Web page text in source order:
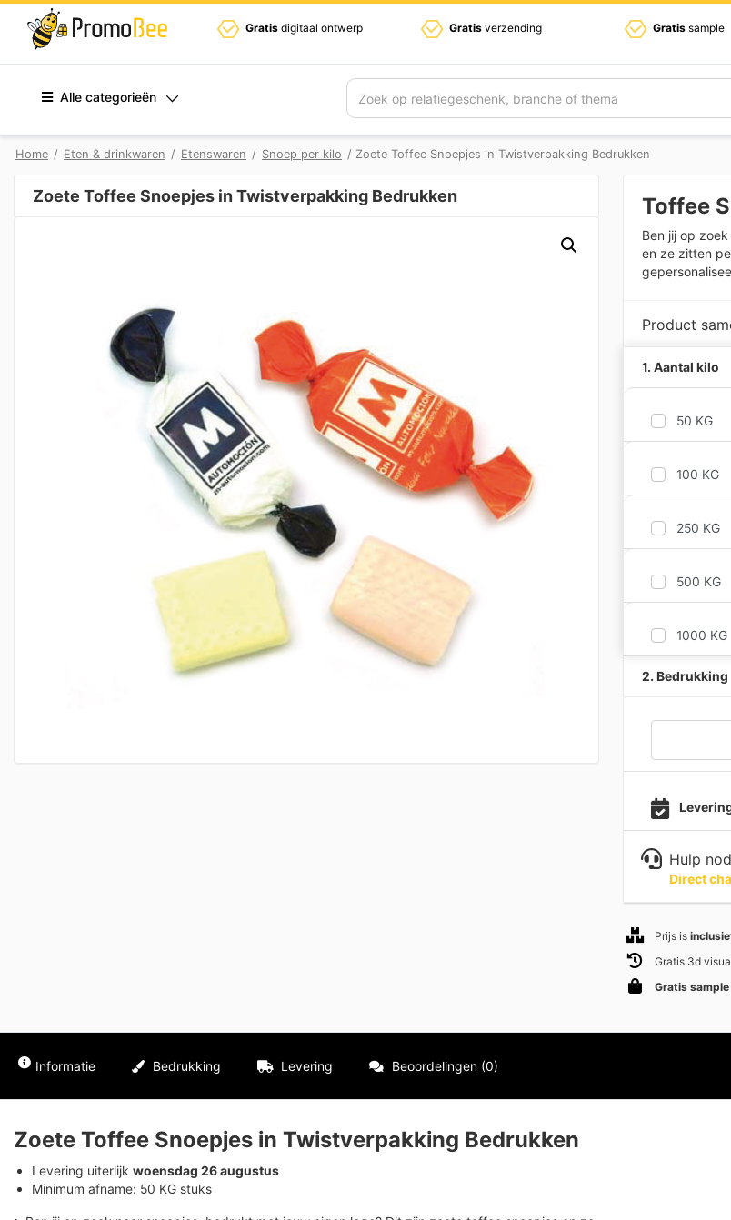
Gratis digitaal ontwerp Gratis verzending Gratis sample
Alle categorieën Zoek
Home / Eten & drinkwaren / Etenswaren / Snoep per kilo / Zoete Toffee Snoepjes in Twistverpakking Bedrukken
Zoete Toffee Snoepjes in Twistverpakking Bedrukken Toffee
Ben jij op
en ze zitten
Product
1. Aantal kilo
50 KG
100 KG
250 KG
500 KG
1000 KG
2. Bedrukking
Hulp
Direct
Prijs is
Gratis 3d
Gratis sample
Informatie Bedrukking Levering Beoordelingen (0)
Zoete Toffee Snoepjes in Twistverpakking Bedrukken
Levering uiterlijk woensdag 26 augustus
Minimum afname: 50 KG stuks